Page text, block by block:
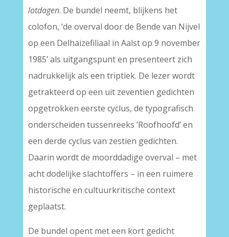
lotdagen. De bundel neemt, blijkens het
colofon, ‘de overval door de Bende van Nijvel
op een Delhaizefiliaal in Aalst op 9 november
1985’ als uitgangspunt en presenteert zich
nadrukkelijk als een triptiek. De lezer wordt
getrakteerd op een uit zeventien gedichten
opgetrokken eerste cyclus, de typografisch
onderscheiden tussenreeks ‘Roofhoofd’ en
een derde cyclus van zestien gedichten.
Daarin wordt de moorddadige overval – met
acht dodelijke slachtoffers – in een ruimere
historische en cultuurkritische context
geplaatst.
De bundel opent met een kort gedicht